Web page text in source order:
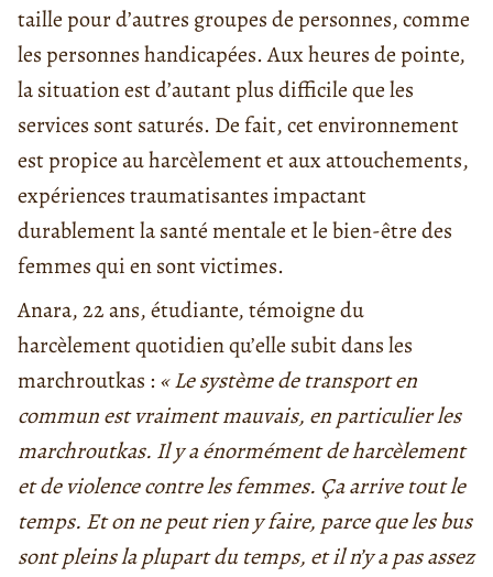
taille pour d’autres groupes de personnes, comme
les personnes handicapées. Aux heures de pointe,
la situation est d’autant plus difficile que les
services sont saturés. De fait, cet environnement
est propice au harcèlement et aux attouchements,
expériences traumatisantes impactant
durablement la santé mentale et le bien-être des
femmes qui en sont victimes.
Anara, 22 ans, étudiante, témoigne du
harcèlement quotidien qu’elle subit dans les
marchroutkas : « Le système de transport en
commun est vraiment mauvais, en particulier les
marchroutkas. Il y a énormément de harcèlement
et de violence contre les femmes. Ça arrive tout le
temps. Et on ne peut rien y faire, parce que les bus
sont pleins la plupart du temps, et il n’y a pas assez